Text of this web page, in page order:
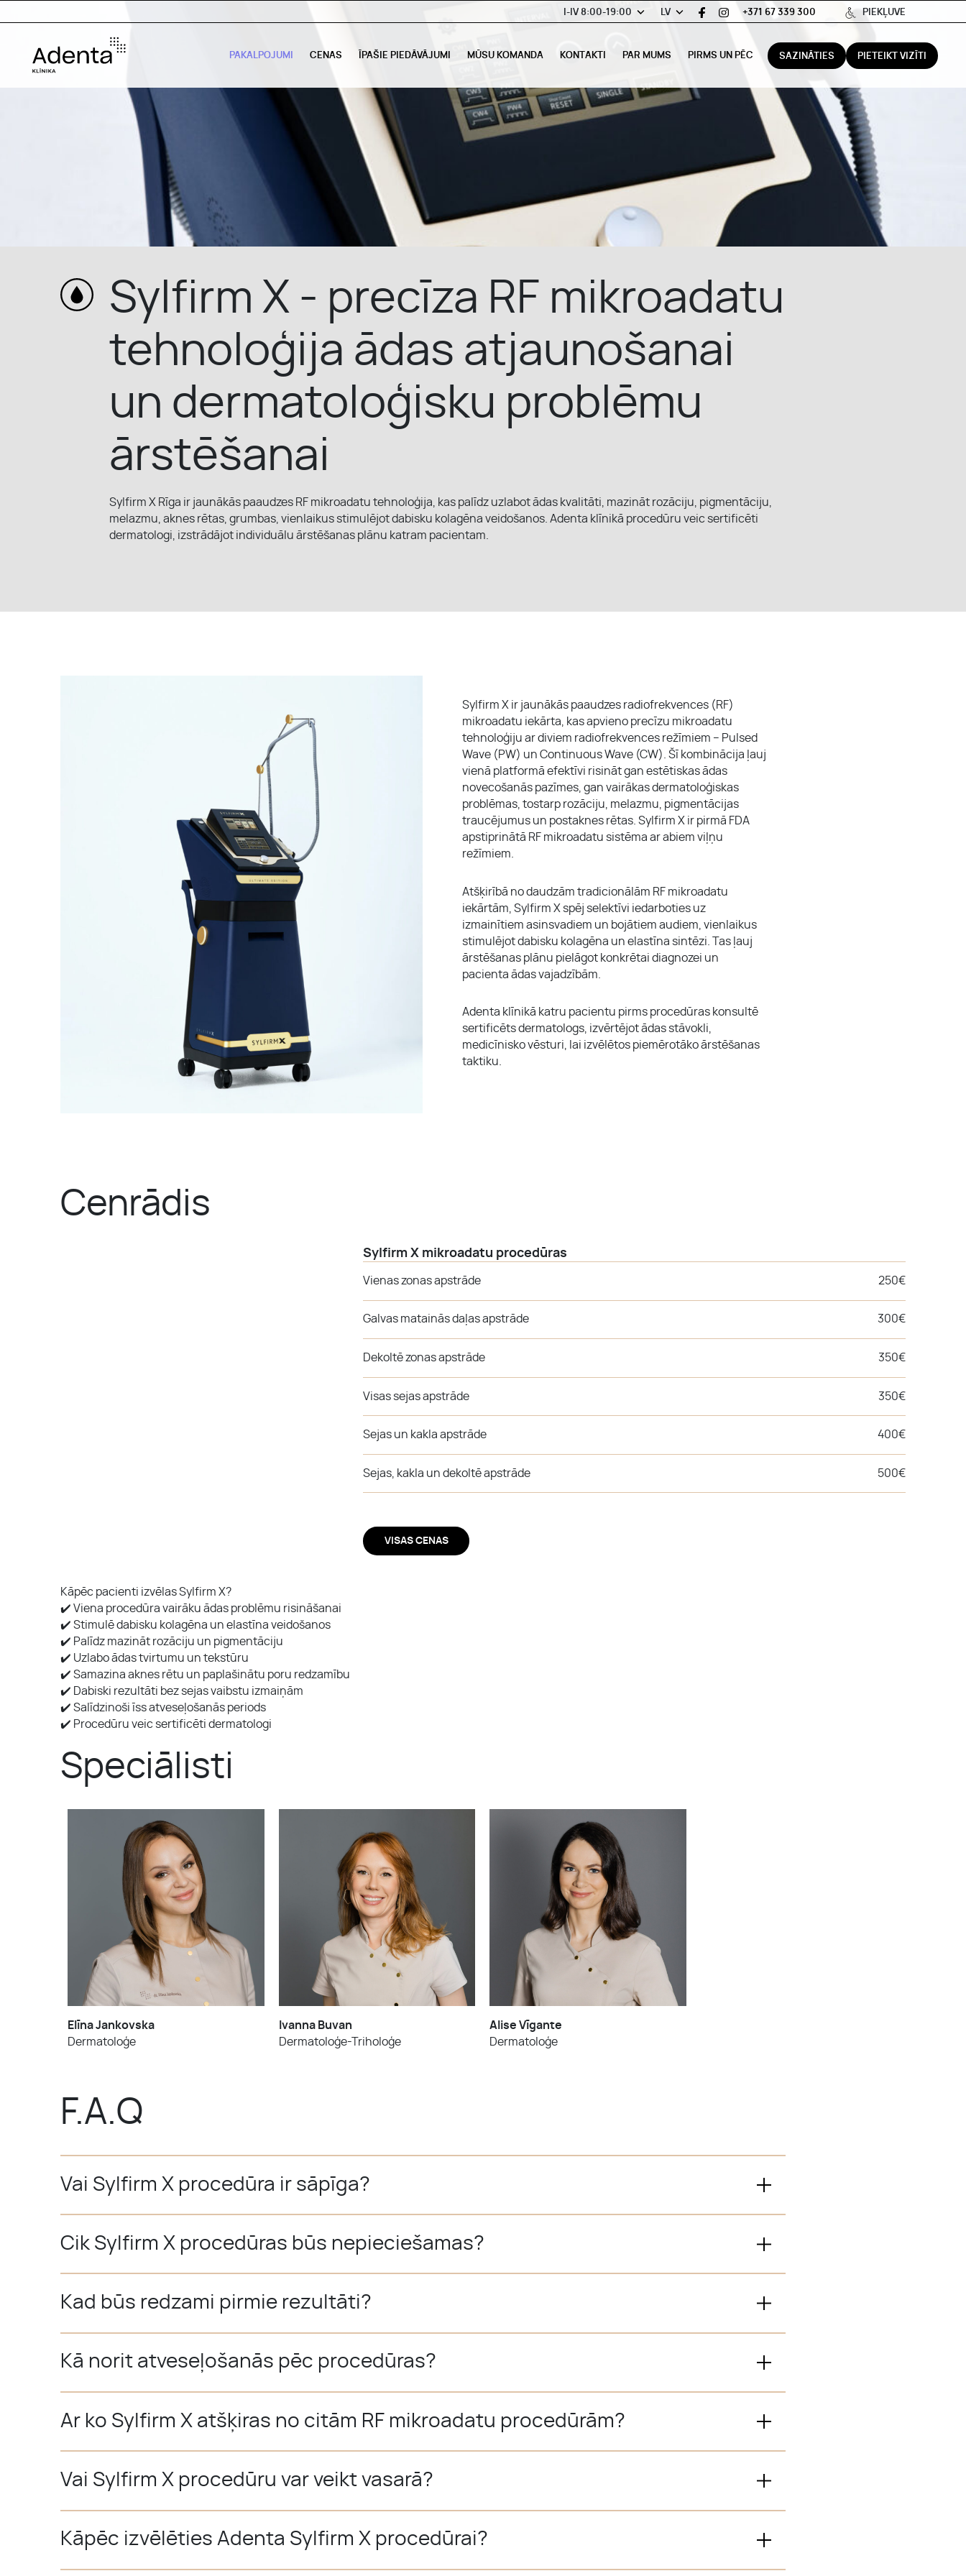
I-IV 8:00-19:00 LV +371 67 339 300 PIEKĻUVE
PAKALPOJUMI CENAS ĪPAŠIE PIEDĀVĀJUMI MŪSU KOMANDA KONTAKTI PAR MUMS PIRMS UN PĒC SAZINĀTIES PIETEIKT VIZĪTI
PAKALPOJUMI
CENAS
ĪPAŠIE PIEDĀVĀJUMI
MŪSU KOMANDA
PIRMS UN PĒC
Sylfirm X - precīza RF mikroadatu
tehnoloģija ādas atjaunošanai
un dermatoloģisku problēmu
ārstēšanai
Sylfirm X Rīga ir jaunākās paaudzes RF mikroadatu tehnoloģija, kas palīdz uzlabot ādas kvalitāti, mazināt rozāciju, pigmentāciju,
melazmu, aknes rētas, grumbas, vienlaikus stimulējot dabisku kolagēna veidošanos. Adenta klīnikā procedūru veic sertificēti
dermatologi, izstrādājot individuālu ārstēšanas plānu katram pacientam.
Sylfirm X ir jaunākās paaudzes radiofrekvences (RF)
mikroadatu iekārta, kas apvieno precīzu mikroadatu
tehnoloģiju ar diviem radiofrekvences režīmiem – Pulsed
Wave (PW) un Continuous Wave (CW). Šī kombinācija ļauj
vienā platformā efektīvi risināt gan estētiskas ādas
novecošanās pazīmes, gan vairākas dermatoloģiskas
problēmas, tostarp rozāciju, melazmu, pigmentācijas
traucējumus un postaknes rētas. Sylfirm X ir pirmā FDA
apstiprinātā RF mikroadatu sistēma ar abiem viļņu
režīmiem.
Atšķirībā no daudzām tradicionālām RF mikroadatu
iekārtām, Sylfirm X spēj selektīvi iedarboties uz
izmainītiem asinsvadiem un bojātiem audiem, vienlaikus
stimulējot dabisku kolagēna un elastīna sintēzi. Tas ļauj
ārstēšanas plānu pielāgot konkrētai diagnozei un
pacienta ādas vajadzībām.
Adenta klīnikā katru pacientu pirms procedūras konsultē
sertificēts dermatologs, izvērtējot ādas stāvokli,
medicīnisko vēsturi, lai izvēlētos piemērotāko ārstēšanas
taktiku.
Cenrādis
Sylfirm X mikroadatu procedūras
Vienas zonas apstrāde 250€
Galvas matainās daļas apstrāde 300€
Dekoltē zonas apstrāde 350€
Visas sejas apstrāde 350€
Sejas un kakla apstrāde 400€
Sejas, kakla un dekoltē apstrāde 500€
VISAS CENAS
Kāpēc pacienti izvēlas Sylfirm X?
✔️ Viena procedūra vairāku ādas problēmu risināšanai
✔️ Stimulē dabisku kolagēna un elastīna veidošanos
✔️ Palīdz mazināt rozāciju un pigmentāciju
✔️ Uzlabo ādas tvirtumu un tekstūru
✔️ Samazina aknes rētu un paplašinātu poru redzamību
✔️ Dabiski rezultāti bez sejas vaibstu izmaiņām
✔️ Salīdzinoši īss atveseļošanās periods
✔️ Procedūru veic sertificēti dermatologi
Speciālisti
Elīna Jankovska
Dermatoloģe
Ivanna Buvan
Dermatoloģe-Triholoģe
Alise Vīgante
Dermatoloģe
F.A.Q
Vai Sylfirm X procedūra ir sāpīga?
Cik Sylfirm X procedūras būs nepieciešamas?
Kad būs redzami pirmie rezultāti?
Kā norit atveseļošanās pēc procedūras?
Ar ko Sylfirm X atšķiras no citām RF mikroadatu procedūrām?
Vai Sylfirm X procedūru var veikt vasarā?
Kāpēc izvēlēties Adenta Sylfirm X procedūrai?